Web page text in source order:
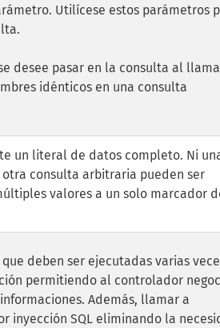
Utilícese estos parámetros
desee pasar en la consulta al
idénticos en una consulta
un literal de datos completo. Ni
consulta arbitraria pueden ser
valores a un solo marcador
deben ser ejecutadas varias
permitiendo al controlador
Además, llamar a
inyección SQL eliminando la